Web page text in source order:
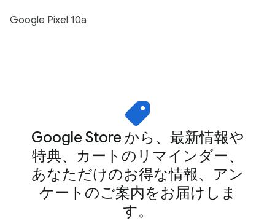
Google Pixel 10a
Google Store から、最新情報や
特典、カートのリマインダー、
あなただけのお得な情報、アン
ケートのご案内をお届けしま
す。